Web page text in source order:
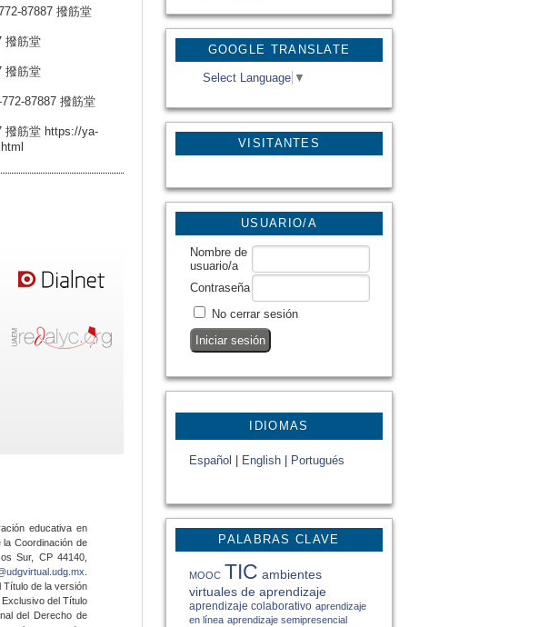
GOOGLE TRANSLATE
Select Language ▼
VISITANTES
USUARIO/A
Nombre de
usuario/a
Contraseña
No cerrar sesión
IDIOMAS
Español English Portugués
PALABRAS CLAVE
MOOC TIC ambientes
virtuales de aprendizaje
aprendizaje colaborativo aprendizaje
en línea aprendizaje semipresencial
87887 撥筋堂
撥筋堂
撥筋堂
87887 撥筋堂
撥筋堂 https://ya-
educativa en
Coordinación de
Sur, CP 44140,
Título de la versión
del Título
del Derecho de